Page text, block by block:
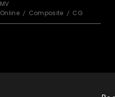
MV
Online
Composite CG